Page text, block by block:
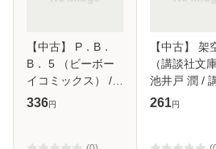
【中古】 P．B．
B． 5 （ビーボー
イコミックス） /
鹿乃 しうこ / リブ
336円
【中古】 架
（講談社文
池井戸 潤 /
[文庫]【メー
261円